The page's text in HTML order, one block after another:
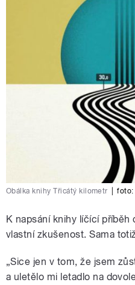
Obálka knihy Třicátý kilometr foto:
K napsání knihy líčící příběh
vlastní zkušenost. Sama
„Sice jen v tom, že jsem
a uletělo mi letadlo na